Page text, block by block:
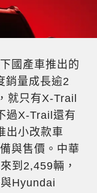
國產車推出的
銷量成長逾2
就只有X-Trail
過X-Trail還有
出小改款車
與售價。中華
到2,459輛，
Hyundai